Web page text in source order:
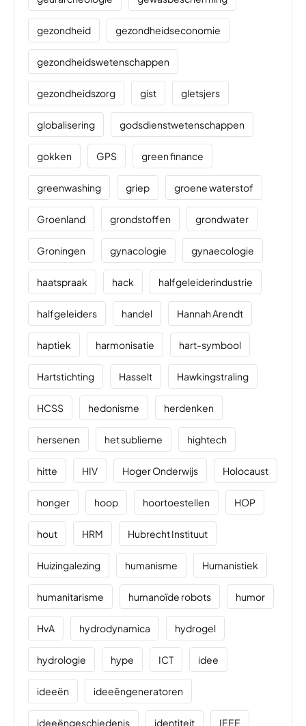
gezondheid gezondheidseconomie
gezondheidswetenschappen
gezondheidszorg gist gletsjers
globalisering godsdienstwetenschappen
gokken GPS green finance
greenwashing griep groene waterstof
Groenland grondstoffen grondwater
Groningen gynacologie gynaecologie
haatspraak hack halfgeleiderindustrie
halfgeleiders handel Hannah Arendt
haptiek harmonisatie hart-symbool
Hartstichting Hasselt Hawkingstraling
HCSS hedonisme herdenken
hersenen het sublieme hightech
hitte HIV Hoger Onderwijs Holocaust
honger hoop hoortoestellen HOP
hout HRM Hubrecht Instituut
Huizingalezing humanisme Humanistiek
humanitarisme humanoïde robots humor
HvA hydrodynamica hydrogel
hydrologie hype ICT idee
ideeën ideeëngeneratoren
ideeëngeschiedenis identiteit IEEE